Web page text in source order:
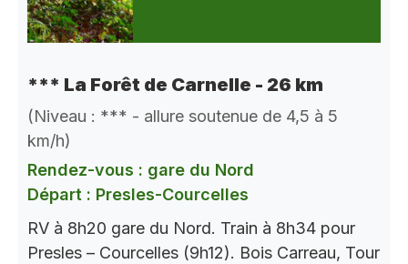
*** La Forêt de Carnelle - 26 km
(Niveau : *** - allure soutenue de 4,5 à 5
km/h)
Rendez-vous : gare du Nord
Départ : Presles-Courcelles
RV à 8h20 gare du Nord. Train à 8h34 pour
Presles – Courcelles (9h12). Bois Carreau, Tour